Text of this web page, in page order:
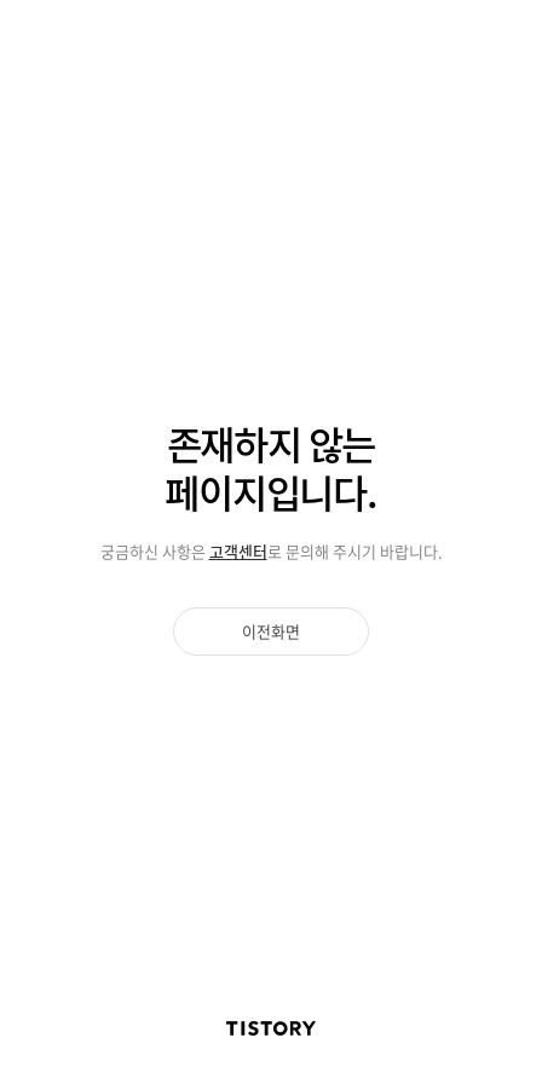
존재하지 않는
페이지입니다.
궁금하신 사항은 고객센터로 문의해 주시기 바랍니다.
이전화면